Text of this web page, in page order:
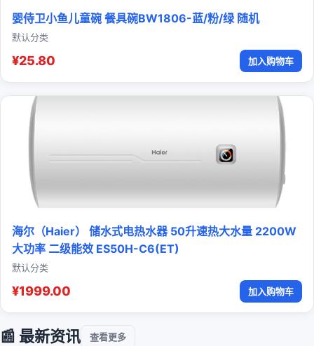
婴侍卫小鱼儿童碗 餐具碗BW1806-蓝/粉/绿 随机
默认分类
¥25.80 加入购物车
海尔（Haier） 储水式电热水器 50升速热大水量 2200W
大功率 二级能效 ES50H-C6(ET)
默认分类
¥1999.00 加入购物车
📰 最新资讯 查看更多